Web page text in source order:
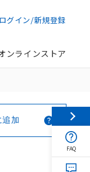
ログイン/新規登録
ンラインストア
追加
FAQ